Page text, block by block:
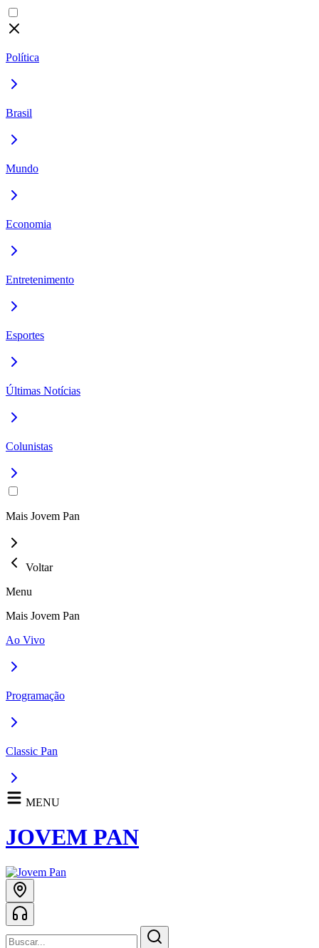
Política
Brasil
Mundo
Economia
Entretenimento
Esportes
Últimas Notícias
Colunistas
Mais Jovem Pan
Voltar
Menu
Mais Jovem Pan
Ao Vivo
Programação
Classic Pan
MENU
JOVEM PAN